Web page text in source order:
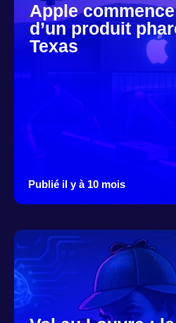
Apple
d’un produit
Texas
Publié il y à 10 mois